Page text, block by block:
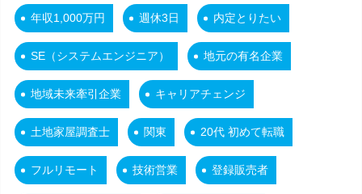
年収1,000万円 週休3日 内定とりたい
SE（システムエンジニア） 地元の有名企業
地域未来牽引企業 キャリアチェンジ
土地家屋調査士 関東 20代 初めて転職
フルリモート 技術営業 登録販売者